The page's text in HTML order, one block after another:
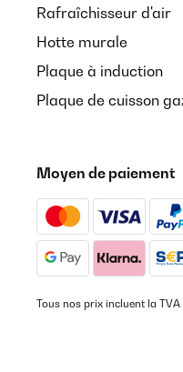
Rafraîchisseur d'air
Hotte murale
Plaque à induction
Plaque de cuisson
Moyen de paiement
Tous nos prix incluent la TVA